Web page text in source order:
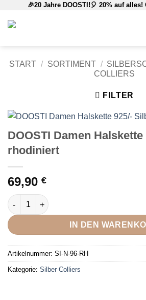
Inhalt
🎉20 Jahre DOOSTI!🎈 20% auf alles!
START / SORTIMENT /
COLLIERS
FILTER
DOOSTI Damen
rhodiniert
69,90 €
DOOSTI Damen Halskette 925/- Silber
IN DEN
Artikelnummer: SI-N-96-RH
Kategorie: Silber Colliers